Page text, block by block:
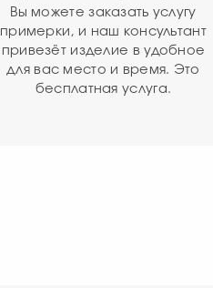
Вы можете заказать услугу
примерки, и наш консультант
привезёт изделие в удобное
для вас место и время. Это
бесплатная услуга.